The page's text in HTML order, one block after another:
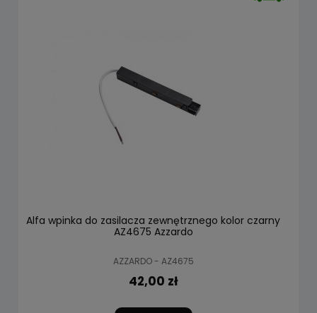
Alfa wpinka do zasilacza zewnętrznego kolor czarny
AZ4675 Azzardo
AZZARDO - AZ4675
42,00 zł